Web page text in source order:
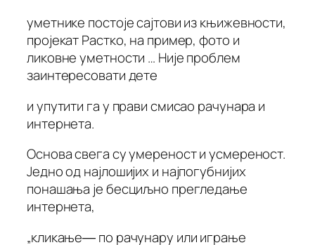
уметнике постоје сајтови из књижевности,
пројекат Растко, на пример, фото и
ликовне уметности … Није проблем
заинтересовати дете
и упутити га у прави смисао рачунара и
интернета.
Основа свега су умереност и усмереност.
Једно од најлошијих и најпогубнијих
понашања је бесциљно прегледање
интернета,
„кликање― по рачунару или играње